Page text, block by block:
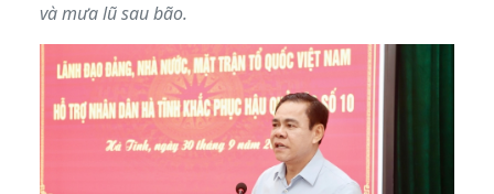
và mưa lũ sau bão.